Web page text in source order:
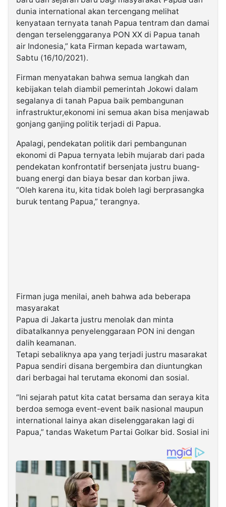
dunia international akan tercengang melihat
kenyataan ternyata tanah Papua tentram dan damai
dengan terselenggaranya PON XX di Papua tanah
air Indonesia,” kata Firman kepada wartawam,
Sabtu (16/10/2021).
Firman menyatakan bahwa semua langkah dan
kebijakan telah diambil pemerintah Jokowi dalam
segalanya di tanah Papua baik pembangunan
infrastruktur,ekonomi ini semua akan bisa menjawab
gonjang ganjing politik terjadi di Papua.
Apalagi, pendekatan politik dari pembangunan
ekonomi di Papua ternyata lebih mujarab dari pada
pendekatan konfrontatif bersenjata justru buang-
buang energi dan biaya besar dan korban jiwa.
“Oleh karena itu, kita tidak boleh lagi berprasangka
buruk tentang Papua,” terangnya.
Firman juga menilai, aneh bahwa ada beberapa
masyarakat
Papua di Jakarta justru menolak dan minta
dibatalkannya penyelenggaraan PON ini dengan
dalih keamanan.
Tetapi sebaliknya apa yang terjadi justru masarakat
Papua sendiri disana bergembira dan diuntungkan
dari berbagai hal terutama ekonomi dan sosial.
“Ini sejarah patut kita catat bersama dan seraya kita
berdoa semoga event-event baik nasional maupun
international lainya akan diselenggarakan lagi di
Papua,” tandas Waketum Partai Golkar bid. Sosial ini